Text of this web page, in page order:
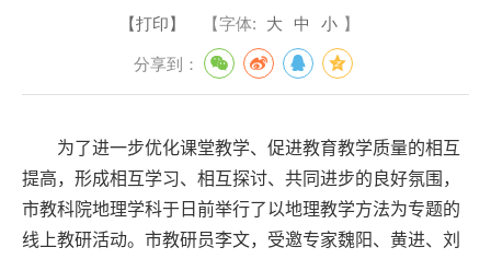
【打印】 【字体: 大 中 小 】
分享到：
为了进一步优化课堂教学、促进教育教学质量的相互
提高，形成相互学习、相互探讨、共同进步的良好氛围，
市教科院地理学科于 日前举行了以地理教学方法为专题的
线上教研活动。市教研员李文，受邀专家魏阳、黄进、刘